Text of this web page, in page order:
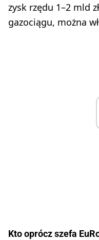
zysk rzędu 1–2 mld
gazociągu, można
Kto oprócz szefa